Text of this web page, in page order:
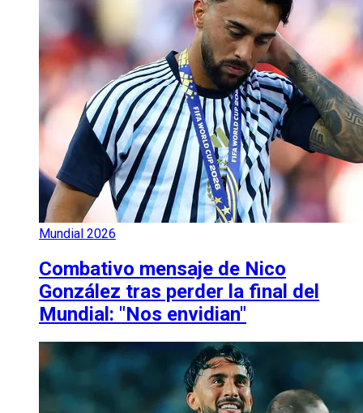
Mundial 2026
Combativo mensaje de Nico
González tras perder la final del
Mundial: "Nos envidian"